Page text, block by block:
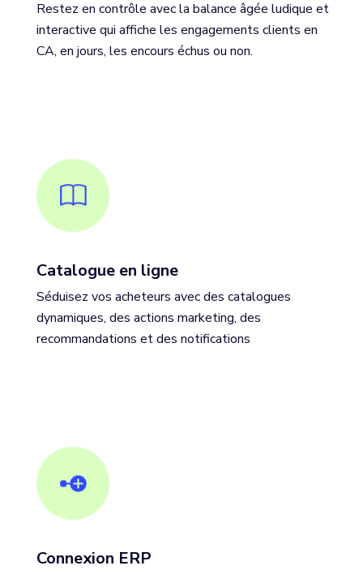
Restez en contrôle avec la balance âgée ludique et
interactive qui affiche les engagements clients en
CA, en jours, les encours échus ou non.
Catalogue en ligne
Séduisez vos acheteurs avec des catalogues
dynamiques, des actions marketing, des
recommandations et des notifications
Connexion ERP